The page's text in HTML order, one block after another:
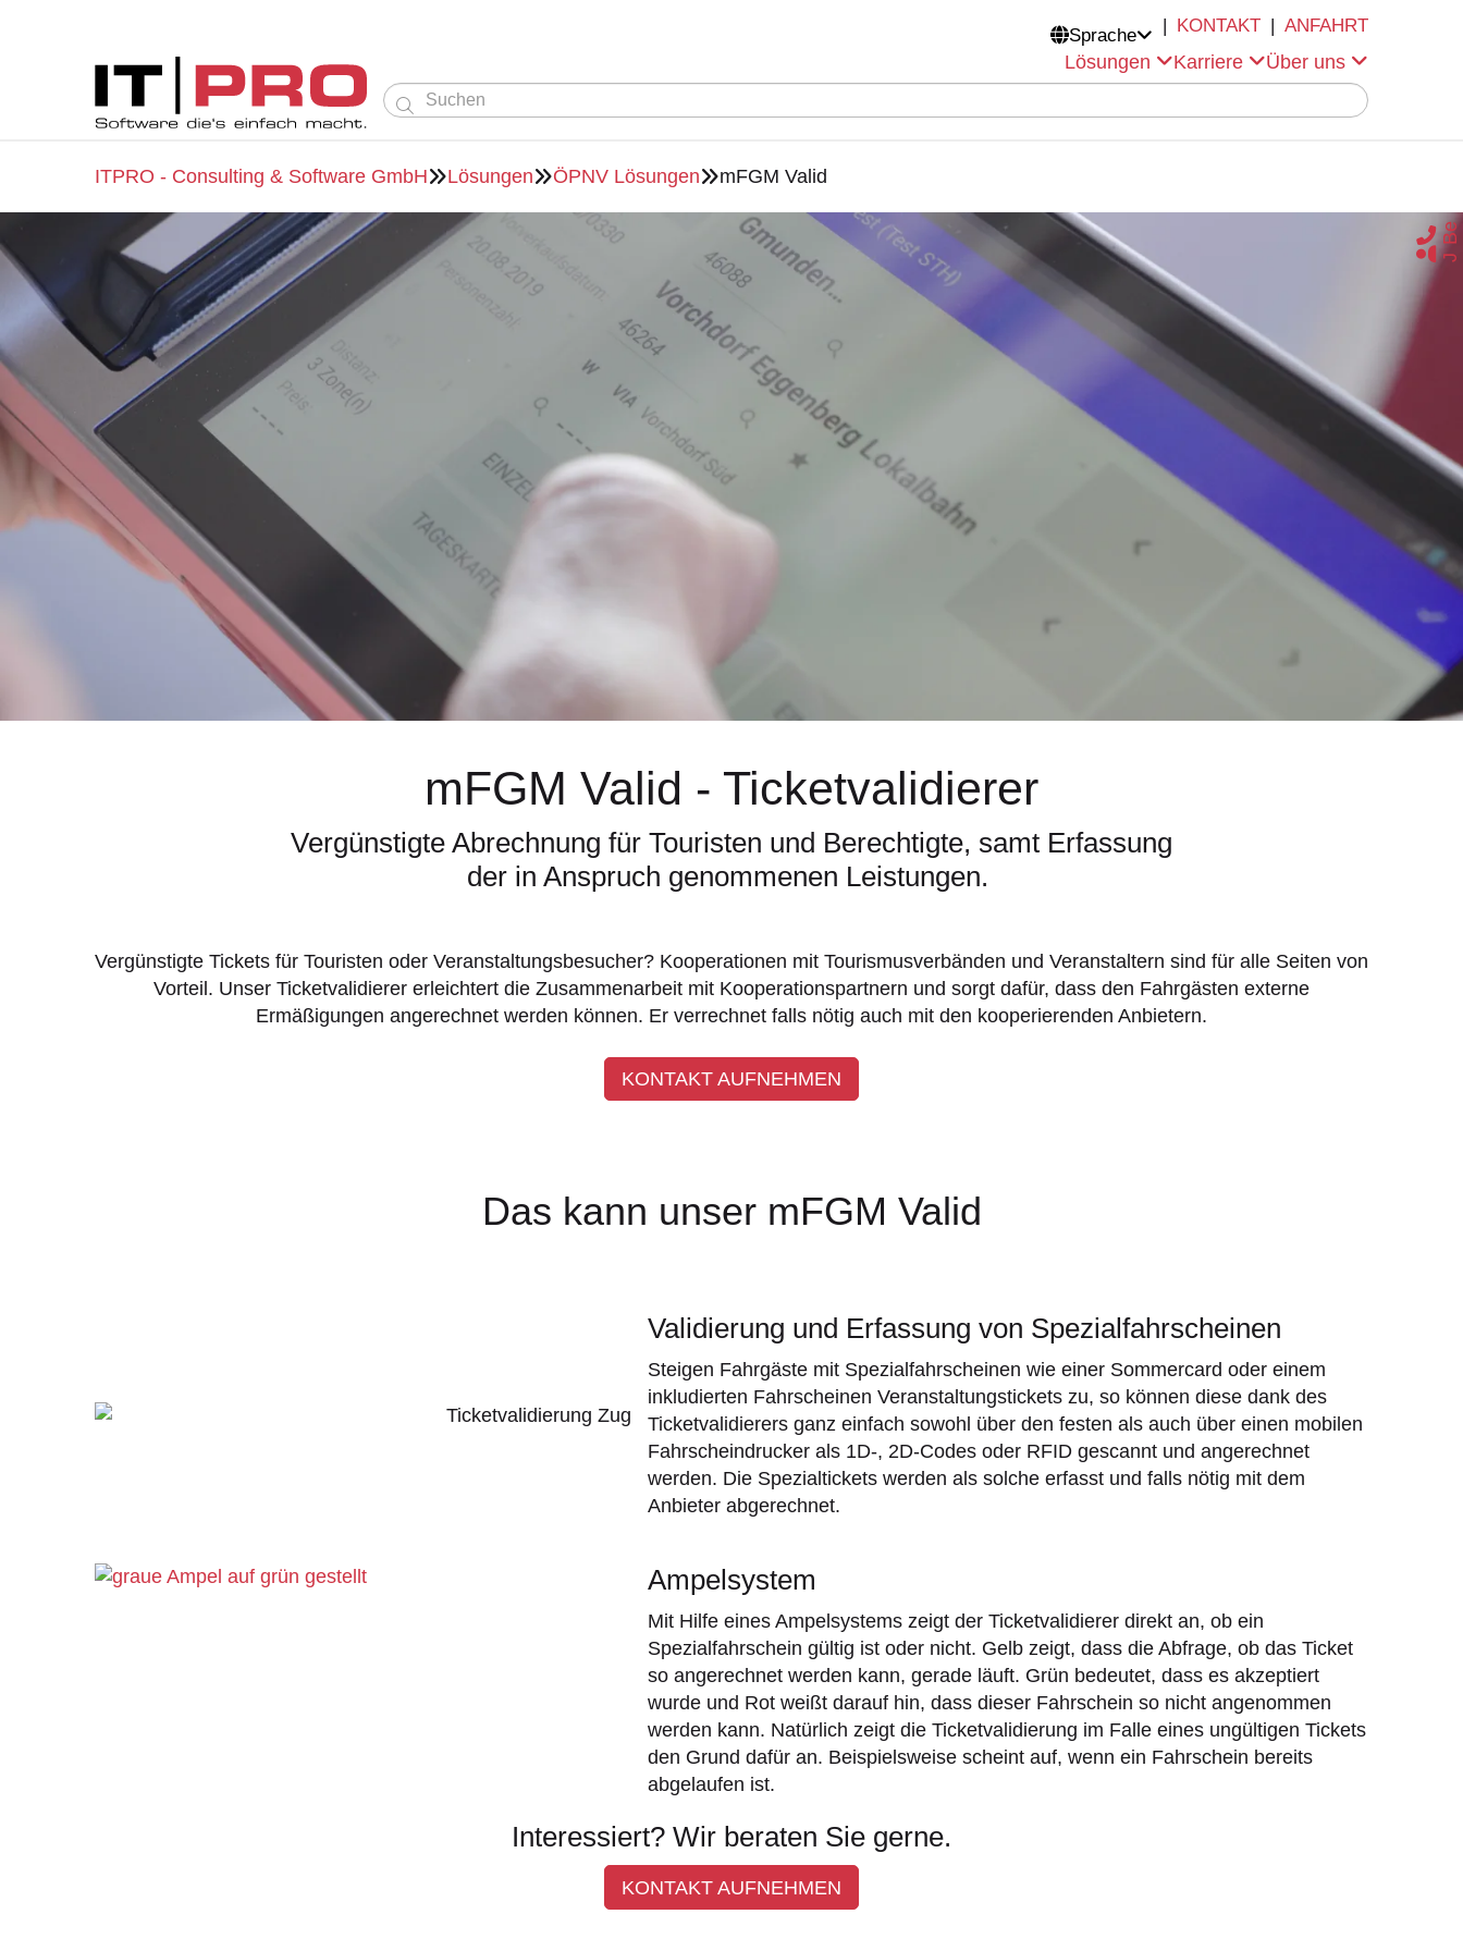
 e
r
t
n
o
 Jobangebo
Sprache | KONTAKT | ANFAHRT
Lösungen Karriere Über uns

ITPRO - Consulting & Software GmbHLösungenÖPNV LösungenmFGM Valid
mFGM Valid - Ticketvalidierer
Vergünstigte Abrechnung für Touristen und Berechtigte, samt Erfassung
der in Anspruch genommenen Leistungen.
Vergünstigte Tickets für Touristen oder Veranstaltungsbesucher? Kooperationen mit Tourismusverbänden und Veranstaltern sind für alle Seiten von
Vorteil. Unser Ticketvalidierer erleichtert die Zusammenarbeit mit Kooperationspartnern und sorgt dafür, dass den Fahrgästen externe
Ermäßigungen angerechnet werden können. Er verrechnet falls nötig auch mit den kooperierenden Anbietern.
KONTAKT AUFNEHMEN
Das kann unser mFGM Valid
Validierung und Erfassung von Spezialfahrscheinen
Steigen Fahrgäste mit Spezialfahrscheinen wie einer Sommercard oder einem
inkludierten Fahrscheinen Veranstaltungstickets zu, so können diese dank des
Ticketvalidierers ganz einfach sowohl über den festen als auch über einen mobilen
Fahrscheindrucker als 1D-, 2D-Codes oder RFID gescannt und angerechnet
werden. Die Spezialtickets werden als solche erfasst und falls nötig mit dem
Anbieter abgerechnet.
Ampelsystem
Mit Hilfe eines Ampelsystems zeigt der Ticketvalidierer direkt an, ob ein
Spezialfahrschein gültig ist oder nicht. Gelb zeigt, dass die Abfrage, ob das Ticket
so angerechnet werden kann, gerade läuft. Grün bedeutet, dass es akzeptiert
wurde und Rot weißt darauf hin, dass dieser Fahrschein so nicht angenommen
werden kann. Natürlich zeigt die Ticketvalidierung im Falle eines ungültigen Tickets
den Grund dafür an. Beispielsweise scheint auf, wenn ein Fahrschein bereits
abgelaufen ist.
Interessiert? Wir beraten Sie gerne.
KONTAKT AUFNEHMEN